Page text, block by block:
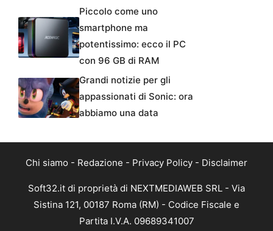
Piccolo come uno
smartphone ma
potentissimo: ecco il PC
con 96 GB di RAM
Grandi notizie per gli
appassionati di Sonic: ora
abbiamo una data
Chi siamo - Redazione - Privacy Policy - Disclaimer
Soft32.it di proprietà di NEXTMEDIAWEB SRL - Via
Sistina 121, 00187 Roma (RM) - Codice Fiscale e
Partita I.V.A. 09689341007